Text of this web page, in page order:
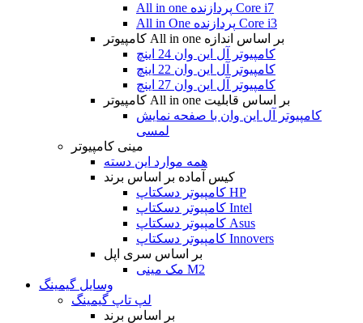
All in one پردازنده Core i7
All in One پردازنده Core i3
کامپیوتر All in one بر اساس اندازه
کامپیوتر آل این وان 24 اینچ
کامپیوتر آل این وان 22 اینچ
کامپیوتر آل این وان 27 اینچ
کامپیوتر All in one بر اساس قابلیت
کامپیوتر آل این وان با صفحه نمایش
لمسی
مینی کامپیوتر
همه موارد این دسته
کیس آماده بر اساس برند
کامپیوتر دسکتاپ HP
کامپیوتر دسکتاپ Intel
کامپیوتر دسکتاپ Asus
کامپیوتر دسکتاپ Innovers
بر اساس سری اپل
مک مینی M2
وسایل گیمینگ
لپ تاپ گیمینگ
بر اساس برند